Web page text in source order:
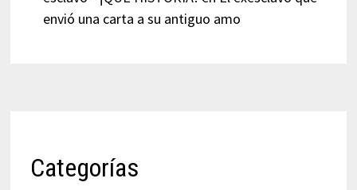
envió una carta a su antiguo amo
Categorías